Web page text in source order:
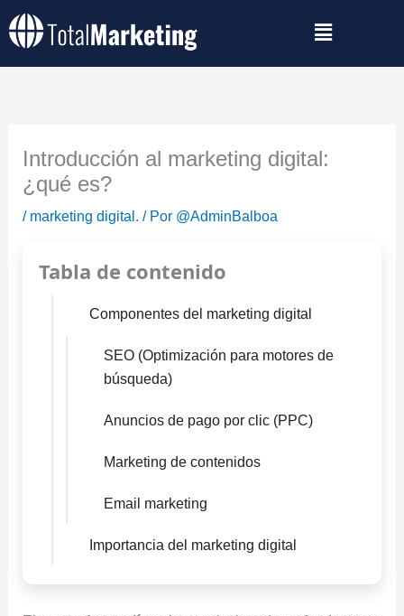
al
Introducción al marketing digital:
¿qué es?
/ marketing digital. / Por @AdminBalboa
Tabla de contenido
Componentes del marketing digital
SEO (Optimización para motores de
búsqueda)
Anuncios de pago por clic (PPC)
Marketing de contenidos
Email marketing
Importancia del marketing digital